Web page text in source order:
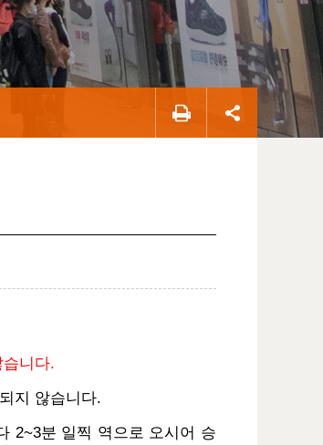
니다.
지 않습니다.
2~3분 일찍 역으로 오시어 승